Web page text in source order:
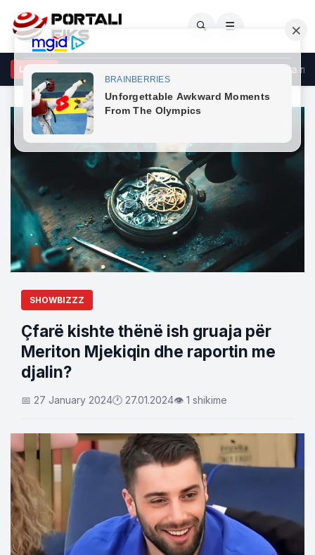
🔍 ☰
LAJME
godet opozitën: Po bllokon shtetin me shpresën se do ta
SHOWBIZZZ
Çfarë kishte thënë ish gruaja për
Meriton Mjekiqin dhe raportin me
djalin?
📅 27 January 2024🕐 27.01.2024👁 1 shikime